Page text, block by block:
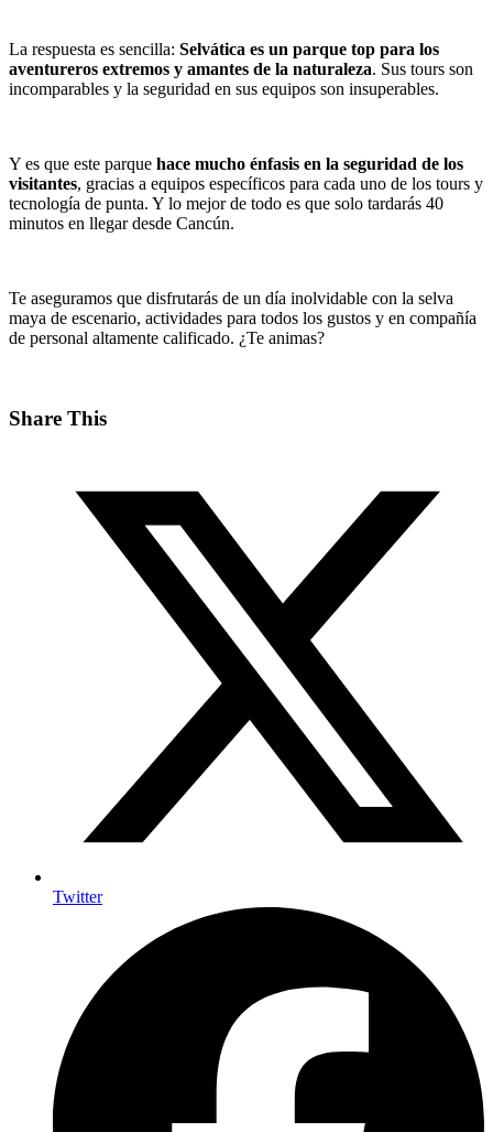
La respuesta es sencilla: Selvática es un parque top para los
aventureros extremos y amantes de la naturaleza. Sus tours son
incomparables y la seguridad en sus equipos son insuperables.
Y es que este parque hace mucho énfasis en la seguridad de los
visitantes, gracias a equipos específicos para cada uno de los tours y
tecnología de punta. Y lo mejor de todo es que solo tardarás 40
minutos en llegar desde Cancún.
Te aseguramos que disfrutarás de un día inolvidable con la selva
maya de escenario, actividades para todos los gustos y en compañía
de personal altamente calificado. ¿Te animas?
Share This
Twitter